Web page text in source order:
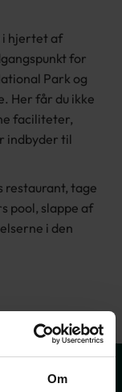
Om
i hjertet af
for
Park og
Her får du ikke
faciliteter,
indbyder til
restaurant, tage
pool, slappe af
i den